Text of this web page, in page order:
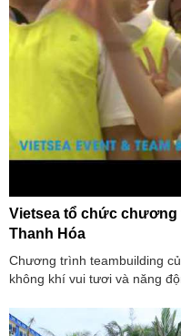
Vietsea tổ chức chương
Thanh Hóa
Chương trình teambuilding
không khí vui tươi và năng